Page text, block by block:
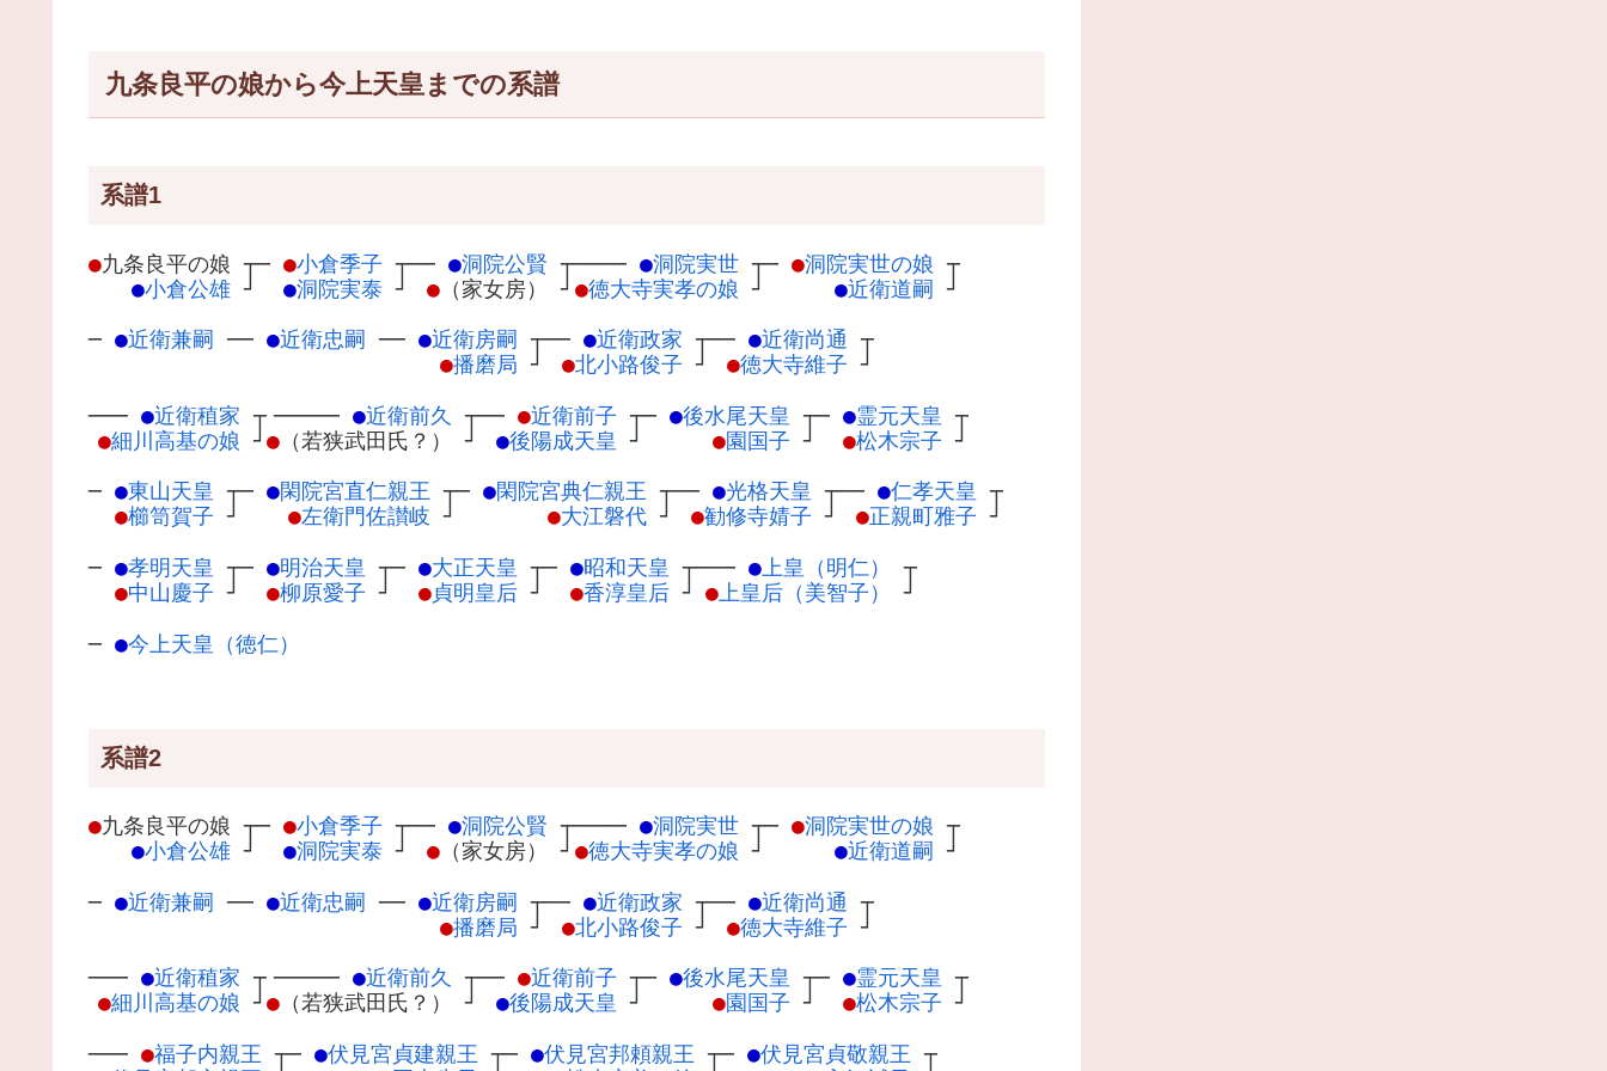
九条良平の娘から今上天皇までの系譜
系譜1
●九条良平の娘 ┬
●小倉公雄 ┘
─ ●小倉季子 ┬
●洞院実泰 ┘
── ●洞院公賢 ┬
● （家女房） ┘
──── ●洞院実世 ┬
●徳大寺実孝の娘 ┘
─ ●洞院実世の娘 ┬
●近衛道嗣 ┘
─ ●近衛兼嗣 ── ●近衛忠嗣 ── ●近衛房嗣 ┬
●播磨局 ┘
── ●近衛政家 ┬
●北小路俊子 ┘
── ●近衛尚通 ┬
●徳大寺維子 ┘
─── ●近衛稙家 ┬
●細川高基の娘 ┘
───── ●近衛前久
┬
● （若狭武田氏？） ┘
── ●近衛前子 ┬
●後陽成天皇 ┘
─ ●後水尾天皇 ┬
●園国子 ┘
─ ●霊元天皇 ┬
●松木宗子 ┘
─ ●東山天皇 ┬
●櫛笥賀子 ┘
─ ●閑院宮直仁親王 ┬
●左衛門佐讃岐 ┘
─ ●閑院宮典仁親王 ┬
●大江磐代 ┘
── ●光格天皇 ┬
●勧修寺婧子 ┘
── ●仁孝天皇 ┬
●正親町雅子 ┘
─ ●孝明天皇 ┬
●中山慶子 ┘
─ ●明治天皇 ┬
●柳原愛子 ┘
─ ●大正天皇 ┬
●貞明皇后 ┘
─ ●昭和天皇 ┬
●香淳皇后 ┘
─── ● 上皇（明仁）
┬
● 上皇后（美智子） ┘
─ ●今上天皇（徳仁）
系譜2
●九条良平の娘 ┬
●小倉公雄 ┘
─ ●小倉季子 ┬
●洞院実泰 ┘
── ●洞院公賢 ┬
● （家女房） ┘
──── ●洞院実世 ┬
●徳大寺実孝の娘 ┘
─ ●洞院実世の娘 ┬
●近衛道嗣 ┘
─ ●近衛兼嗣 ── ●近衛忠嗣 ── ●近衛房嗣 ┬
●播磨局 ┘
── ●近衛政家 ┬
●北小路俊子 ┘
── ●近衛尚通 ┬
●徳大寺維子 ┘
─── ●近衛稙家 ┬
●細川高基の娘 ┘
───── ●近衛前久 ┬
● （若狭武田氏？） ┘
── ●近衛前子 ┬
●後陽成天皇 ┘
─ ●後水尾天皇 ┬
●園国子 ┘
─ ●霊元天皇 ┬
●松木宗子 ┘
─── ●福子内親王 ┬─ ●伏見宮貞建親王 ┬─ ●伏見宮邦頼親王 ┬─ ●伏見宮貞敬親王 ┬